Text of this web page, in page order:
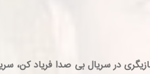
می‌توان به بازیگری در سریال بی صدا فریاد